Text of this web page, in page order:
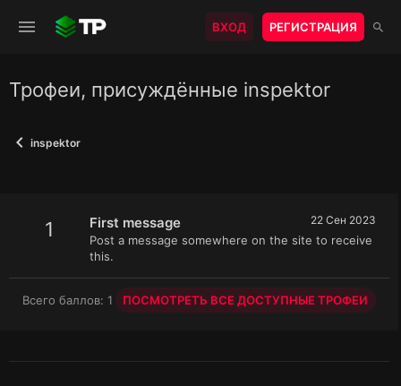
ВХОД РЕГИСТРАЦИЯ
Трофеи, присуждённые inspektor
inspektor
1 22 Сен 2023
First message
Post a message somewhere on the site to receive
this.
Всего баллов: 1 ПОСМОТРЕТЬ ВСЕ ДОСТУПНЫЕ ТРОФЕИ